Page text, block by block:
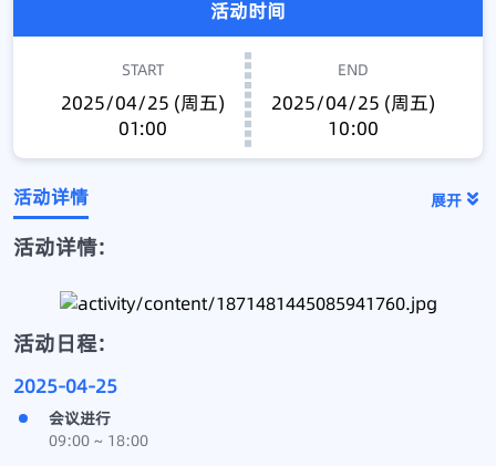
活动时间
START
2025/04/25 (周五)
01:00
END
2025/04/25 (周五)
10:00
活动详情 展开
活动详情:
活动日程:
2025-04-25
会议进行
09:00 ~ 18:00